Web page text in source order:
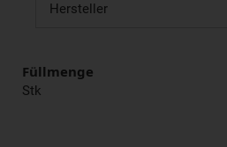
Hersteller
Füllmenge
Stk